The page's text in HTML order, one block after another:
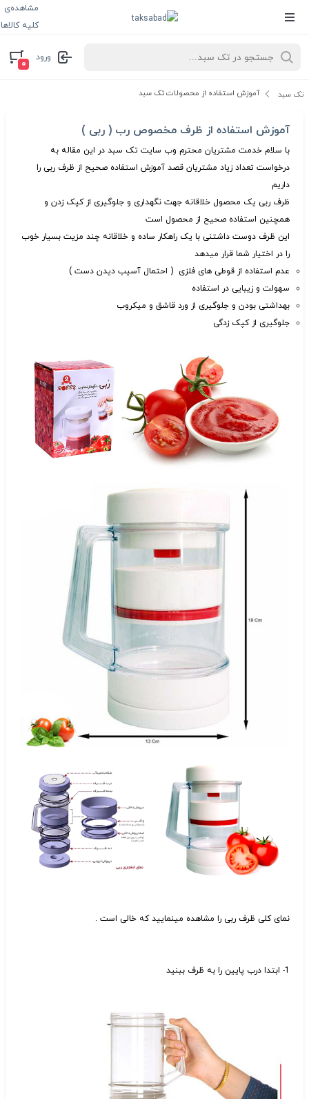
مشاهده‌ی
کلیه کالاها
ورود
۰
تک سبد آموزش استفاده از محصولات تک سبد
آموزش استفاده از ظرف مخصوص رب ( ربی )
با سلام خدمت مشتریان محترم وب سایت تک سبد در این مقاله به
درخواست تعداد زیاد مشتریان قصد آموزش استفاده صحیح از ظرف ربی را
داریم
ظرف ربی یک محصول خلاقانه جهت نگهداری و جلوگیری از کپک زدن و
همچنین استفاده صحیح از محصول است
این ظرف دوست داشتنی با یک راهکار ساده و خلاقانه چند مزیت بسیار خوب
را در اختیار شما قرار میدهد
عدم استفاده از قوطی های فلزی ( احتمال آسیب دیدن دست )
سهولت و زیبایی در استفاده
بهداشتی بودن و جلوگیری از ورد قاشق و میکروب
جلوگیری از کپک زدگی
نمای کلی ظرف ربی را مشاهده مینمایید که خالی است .
1- ابتدا درب پایین را به ظرف ببنید